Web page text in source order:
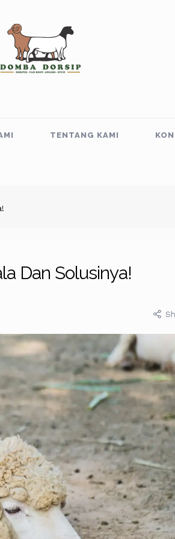
TENTANG KAMI
Dan Solusinya!